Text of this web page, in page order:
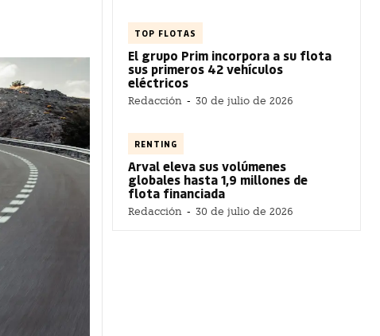
TOP FLOTAS
El grupo Prim incorpora a su flota
sus primeros 42 vehículos
eléctricos
Redacción - 30 de julio de 2026
RENTING
Arval eleva sus volúmenes
globales hasta 1,9 millones de
flota financiada
Redacción - 30 de julio de 2026